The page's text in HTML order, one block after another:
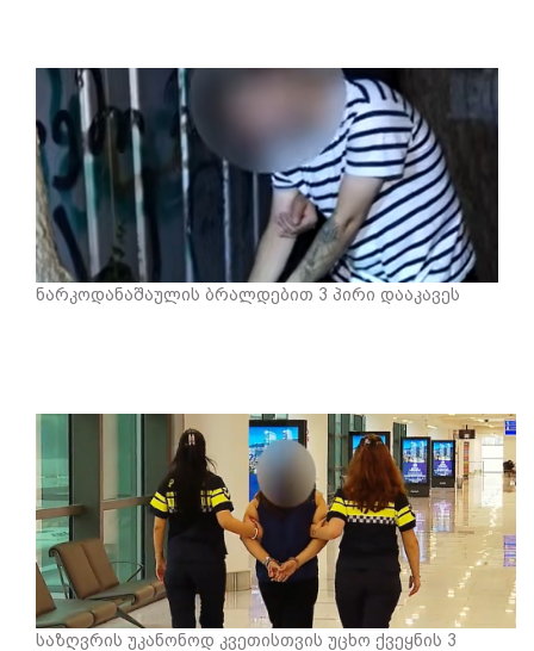
ნარკოდანაშაულის ბრალდებით 3 პირი დააკავეს
საზღვრის უკანონოდ კვეთისთვის უცხო ქვეყნის 3